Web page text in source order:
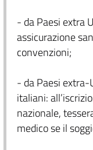
- da Paesi extra
assicurazione
convenzioni;
- da Paesi extra-
italiani:
nazionale,
medico se il